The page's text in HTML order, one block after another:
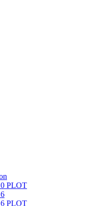
PLOT
PLOT